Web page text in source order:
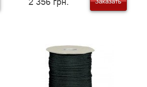
2 356 грн.